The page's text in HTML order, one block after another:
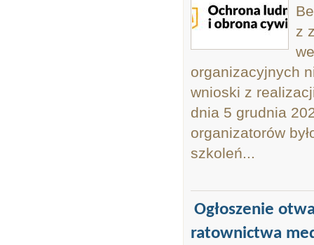
z
organizacyjnych
wnioski z
dnia 5 grudnia
organizatorów
szkoleń...
Ogłoszenie
ratownictwa